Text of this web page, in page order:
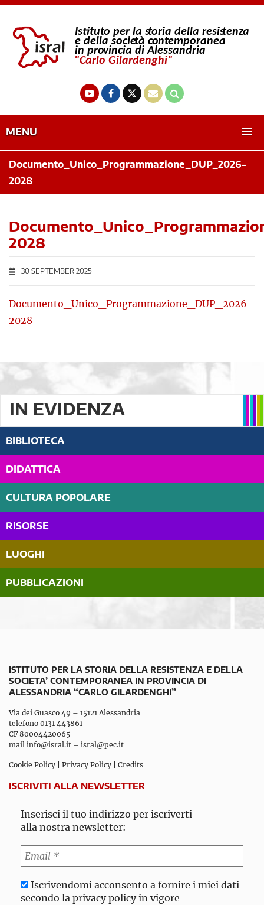
MENU
Documento_Unico_Programmazione_DUP_2026-
2028
2028
30 SEPTEMBER 2025
Documento_Unico_Programmazione_DUP_2026-
2028
IN EVIDENZA
BIBLIOTECA
DIDATTICA
CULTURA POPOLARE
RISORSE
LUOGHI
PUBBLICAZIONI
ISTITUTO PER LA STORIA DELLA RESISTENZA E DELLA
SOCIETA’ CONTEMPORANEA IN PROVINCIA DI
ALESSANDRIA “CARLO GILARDENGHI”
Via dei Guasco 49 – 15121 Alessandria
telefono 0131 443861
CF 80004420065
mail info@isral.it – isral@pec.it
Cookie Policy Privacy Policy Credits
ISCRIVITI ALLA NEWSLETTER
Inserisci il tuo indirizzo per iscriverti
alla nostra newsletter:
Iscrivendomi acconsento a fornire i miei dati
secondo la privacy policy in vigore